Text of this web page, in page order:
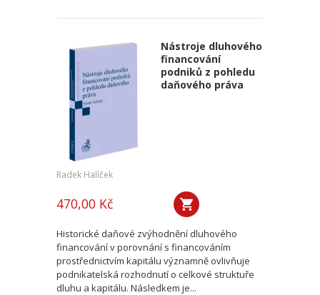
Nástroje dluhového
financování
podniků z pohledu
daňového práva
Radek Halíček
470,00 Kč
Historické daňové zvýhodnění dluhového
financování v porovnání s financováním
prostřednictvím kapitálu významně ovlivňuje
podnikatelská rozhodnutí o celkové struktuře
dluhu a kapitálu. Následkem je...